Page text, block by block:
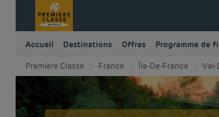
Accueil Destinations Offres Programme de
Premiere Classe France Île-De-France Val-